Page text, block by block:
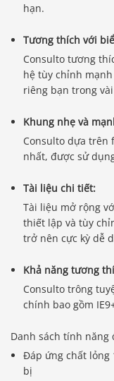
hạn.
Tương thích với
Consulto tương
hệ tùy chỉnh
riêng bạn trong
Khung nhẹ và
Consulto dựa trên
nhất, được sử
Tài liệu chi tiết:
Tài liệu mở rộng
thiết lập và tùy
trở nên cực kỳ dễ
Khả năng tương
Consulto trông
chính bao gồm
Danh sách tính năng
Đáp ứng chất lỏng
bị